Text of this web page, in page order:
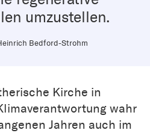
umzustellen.
Bedford-Strohm
Kirche in
wahr
Jahren auch im